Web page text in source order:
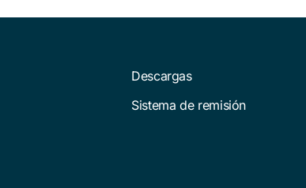
Descargas
Sistema de remisión